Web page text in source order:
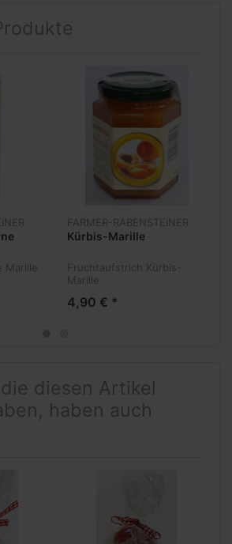
Marille
FARMER-RABENSTEINER
Kürbis-Marille
Fruchtaufstrich Kürbis-
Marille
4,90 € *
diesen Artikel
haben auch